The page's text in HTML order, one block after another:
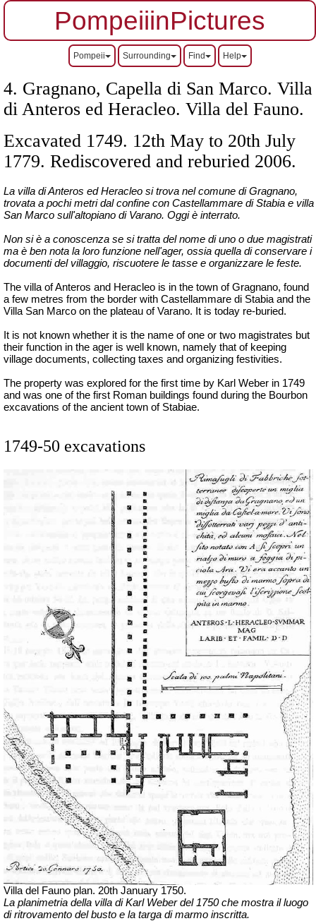
PompeiiinPictures
Pompeii Surrounding Find Help
4. Gragnano, Capella di San Marco. Villa
di Anteros ed Heracleo. Villa del Fauno.
Excavated 1749. 12th May to 20th July
1779. Rediscovered and reburied 2006.
La villa di Anteros ed Heracleo si trova nel comune di Gragnano,
trovata a pochi metri dal confine con Castellammare di Stabia e villa
San Marco sull'altopiano di Varano. Oggi è interrato.
Non si è a conoscenza se si tratta del nome di uno o due magistrati
ma è ben nota la loro funzione nell'ager, ossia quella di conservare i
documenti del villaggio, riscuotere le tasse e organizzare le feste.
The villa of Anteros and Heracleo is in the town of Gragnano, found
a few metres from the border with Castellammare di Stabia and the
Villa San Marco on the plateau of Varano. It is today re-buried.
It is not known whether it is the name of one or two magistrates but
their function in the ager is well known, namely that of keeping
village documents, collecting taxes and organizing festivities.
The property was explored for the first time by Karl Weber in 1749
and was one of the first Roman buildings found during the Bourbon
excavations of the ancient town of Stabiae.
1749-50 excavations
Villa del Fauno plan. 20th January 1750.
La planimetria della villa di Karl Weber del 1750 che mostra il luogo
di ritrovamento del busto e la targa di marmo inscritta.